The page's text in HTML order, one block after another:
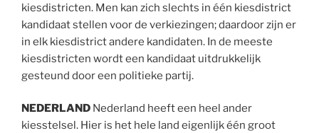
kiesdistricten. Men kan zich slechts in één kiesdistrict
kandidaat stellen voor de verkiezingen; daardoor zijn er
in elk kiesdistrict andere kandidaten. In de meeste
kiesdistricten wordt een kandidaat uitdrukkelijk
gesteund door een politieke partij.
NEDERLAND Nederland heeft een heel ander
kiesstelsel. Hier is het hele land eigenlijk één groot